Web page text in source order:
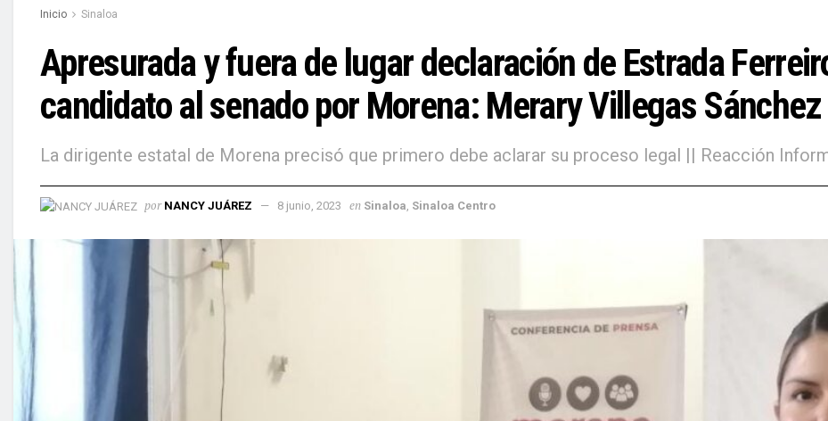
Inicio Sinaloa
Apresurada y fuera de lugar declaración de Estrada
candidato al senado por Morena: Merary Villegas Sánchez
La dirigente estatal de Morena precisó que primero debe aclarar su proceso legal || Reacción
por NANCY JUÁREZ 8 junio, 2023 en Sinaloa, Sinaloa Centro